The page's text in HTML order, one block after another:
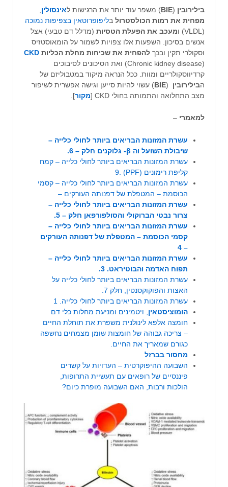
בילירובין (
BIE) משפר עוד יותר את הרגישות לאינסולין
מפחית את רמות הכולסטרול בליפופרוטאין בצפיפות נמוכה
(VLDL) ו
מעכב את הפעלת הטסיות (מדלל דם טבעי) אצל
אנשים בסיכון. השפעות אלו צפויות לשמור על הומאוסטזיס
וסקולרי תקין ובכך להפחית את שכיחות מחלת הכליות CKD
(Chronic kidney disease) ואת הסיכונים לסיבוכים
קרדיווסקולריים ומוות. ככל הנראה מיקוד במטבוליזם של
הבילירובין (
BIE) עשוי להיות סייען וגישה אפשרית לשיפור
מצב התחלואה והתמותה בחולי CKD [
מקור].
למאמרי –
עשרת המזונות הבריאים ביותר לחולי כלייה –
שיבולת השועל וה β- גלוקנים חלק – 6.
עשרת המזונות הבריאים ביותר לחולי כלייה – קמח
קליפת רימונים (PPF) .9
עשרת המזונות הבריאים ביותר לחולי כלייה – קסמי
הכוסמת – המטפלת של דפנותה העורקים –
עשרת המזונות הבריאים ביותר לחולי כלייה –
צרור נבטי הברוקולי והסולפורפאן חלק – 5.
עשרת המזונות הבריאים ביותר לחולי כלייה –
קסמי הכוסמת – המטפלת של דפנותה העורקים
– 4
עשרת המזונות הבריאים ביותר לחולי כלייה –
תפוח האדמה והבוטיראט. 3.
עשרת המזונות הבריאים ביותר לחולי כלייה על
האצות והפוקוקסנטין, חלק 7.
עשרת המזונות הבריאים ביותר לחולי כלייה. 1
הומוציסטאין , ויטמינים ומניעת מחלות כלי דם
חומצה אלפא לינולנית משפרת את תוחלת החיים
– צריכה גבוהה של חומצות שומן מצמחים נחשפה
כגורם שמאריך את החיים.
מחסור בברזל
השבועה ההיפוקרטית – העדויות על קשרים
פיננסיים של רופאים עם תעשיית התרופות,
הולכות ורבות, האם השבועה מופרת כיום?